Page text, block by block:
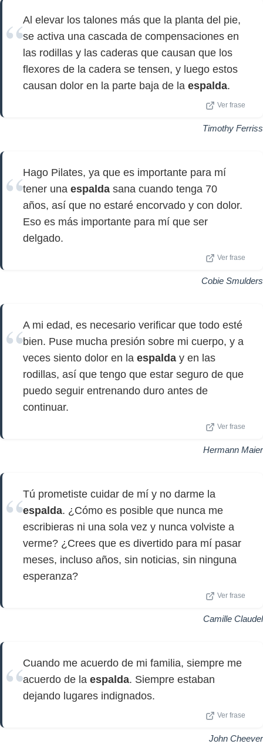
Al elevar los talones más que la planta del pie,
se activa una cascada de compensaciones en
las rodillas y las caderas que causan que los
flexores de la cadera se tensen, y luego estos
causan dolor en la parte baja de la espalda.
Ver frase
Timothy Ferriss
Hago Pilates, ya que es importante para mí
tener una espalda sana cuando tenga 70
años, así que no estaré encorvado y con dolor.
Eso es más importante para mí que ser
delgado.
Ver frase
Cobie Smulders
A mi edad, es necesario verificar que todo esté
bien. Puse mucha presión sobre mi cuerpo, y a
veces siento dolor en la espalda y en las
rodillas, así que tengo que estar seguro de que
puedo seguir entrenando duro antes de
continuar.
Ver frase
Hermann Maier
Tú prometiste cuidar de mí y no darme la
espalda. ¿Cómo es posible que nunca me
escribieras ni una sola vez y nunca volviste a
verme? ¿Crees que es divertido para mí pasar
meses, incluso años, sin noticias, sin ninguna
esperanza?
Ver frase
Camille Claudel
Cuando me acuerdo de mi familia, siempre me
acuerdo de la espalda. Siempre estaban
dejando lugares indignados.
Ver frase
John Cheever